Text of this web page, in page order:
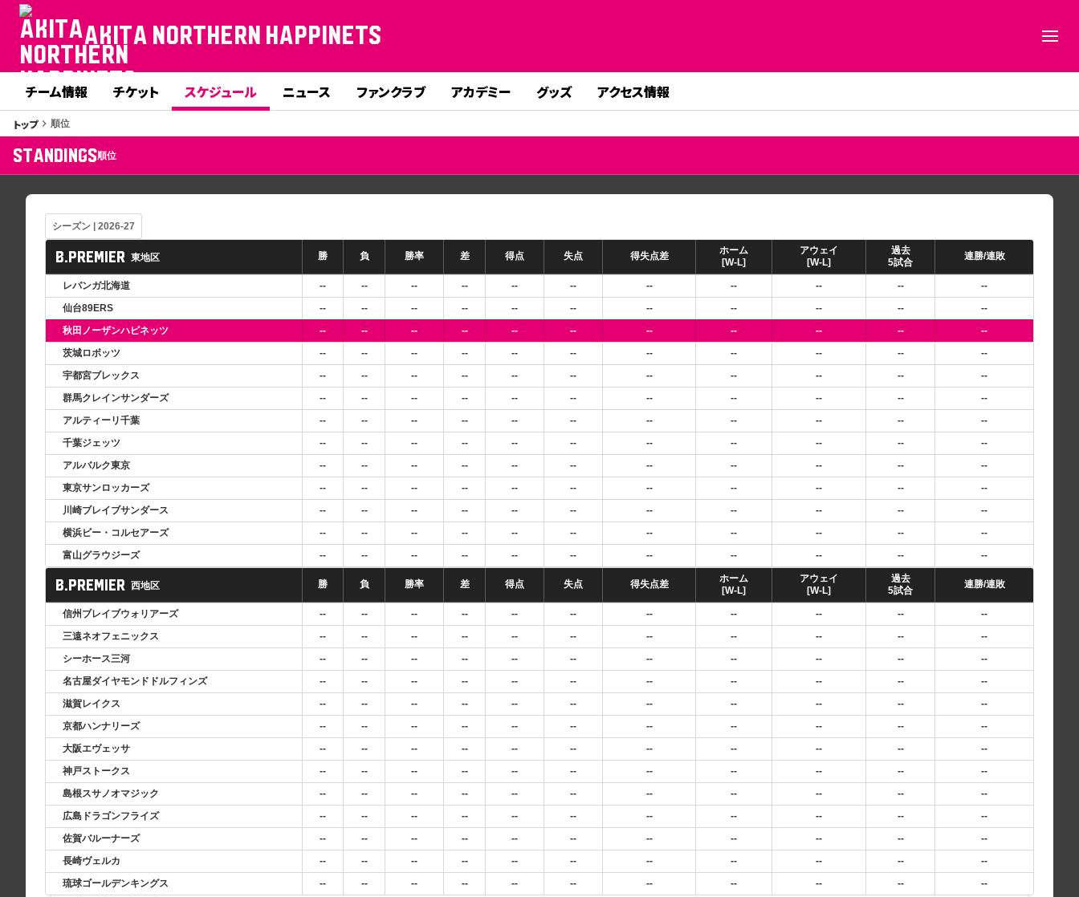
AKITA NORTHERN HAPPINETS
チーム情報 チケット スケジュール ニュース ファンクラブ アカデミー グッズ アクセス情報
トップkeyboard_arrow_right 順位
STANDINGS順位
B.PREMIER 東地区 勝 負 勝率 差 得点 失点 得失点差
ホーム
[W-L]
アウェイ
[W-L]
過去
5試合
連勝/連敗
レバンガ北海道 -- -- -- -- -- -- -- -- -- -- --
仙台89ERS -- -- -- -- -- -- -- -- -- -- --
秋田ノーザンハピネッツ -- -- -- -- -- -- -- -- -- -- --
茨城ロボッツ -- -- -- -- -- -- -- -- -- -- --
宇都宮ブレックス -- -- -- -- -- -- -- -- -- -- --
群馬クレインサンダーズ -- -- -- -- -- -- -- -- -- -- --
アルティーリ千葉 -- -- -- -- -- -- -- -- -- -- --
千葉ジェッツ -- -- -- -- -- -- -- -- -- -- --
アルバルク東京 -- -- -- -- -- -- -- -- -- -- --
東京サンロッカーズ -- -- -- -- -- -- -- -- -- -- --
川崎ブレイブサンダース -- -- -- -- -- -- -- -- -- -- --
横浜ビー・コルセアーズ -- -- -- -- -- -- -- -- -- -- --
富山グラウジーズ -- -- -- -- -- -- -- -- -- -- --
B.PREMIER 西地区 勝 負 勝率 差 得点 失点 得失点差
ホーム
[W-L]
アウェイ
[W-L]
過去
5試合
連勝/連敗
信州ブレイブウォリアーズ -- -- -- -- -- -- -- -- -- -- --
三遠ネオフェニックス -- -- -- -- -- -- -- -- -- -- --
シーホース三河 -- -- -- -- -- -- -- -- -- -- --
名古屋ダイヤモンドドルフィンズ -- -- -- -- -- -- -- -- -- -- --
滋賀レイクス -- -- -- -- -- -- -- -- -- -- --
京都ハンナリーズ -- -- -- -- -- -- -- -- -- -- --
大阪エヴェッサ -- -- -- -- -- -- -- -- -- -- --
神戸ストークス -- -- -- -- -- -- -- -- -- -- --
島根スサノオマジック -- -- -- -- -- -- -- -- -- -- --
広島ドラゴンフライズ -- -- -- -- -- -- -- -- -- -- --
佐賀バルーナーズ -- -- -- -- -- -- -- -- -- -- --
長崎ヴェルカ -- -- -- -- -- -- -- -- -- -- --
琉球ゴールデンキングス -- -- -- -- -- -- -- -- -- -- --